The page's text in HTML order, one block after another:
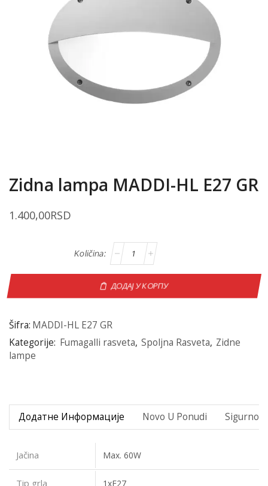
Zidna lampa MADDI-HL E27 GR
1.400,00RSD
ДОДАЈ У КОРПУ
Šifra: MADDI-HL E27 GR
Kategorije: Fumagalli rasveta, Spoljna Rasveta, Zidne
lampe
Додатне Информације Novo U Ponudi Sigurno
Jačina Max. 60W
Tip grla 1xE27